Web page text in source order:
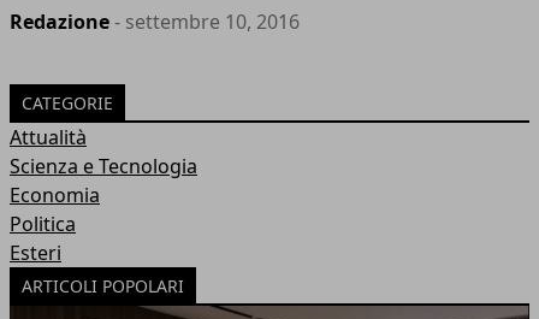
Redazione- settembre 10, 2016
CATEGORIE
Attualità
Scienza e Tecnologia
Economia
Politica
Esteri
ARTICOLI POPOLARI